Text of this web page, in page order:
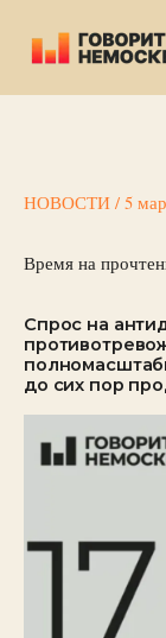
содержимому
НОВОСТИ / 5
Время на
Спрос на
до сих пор